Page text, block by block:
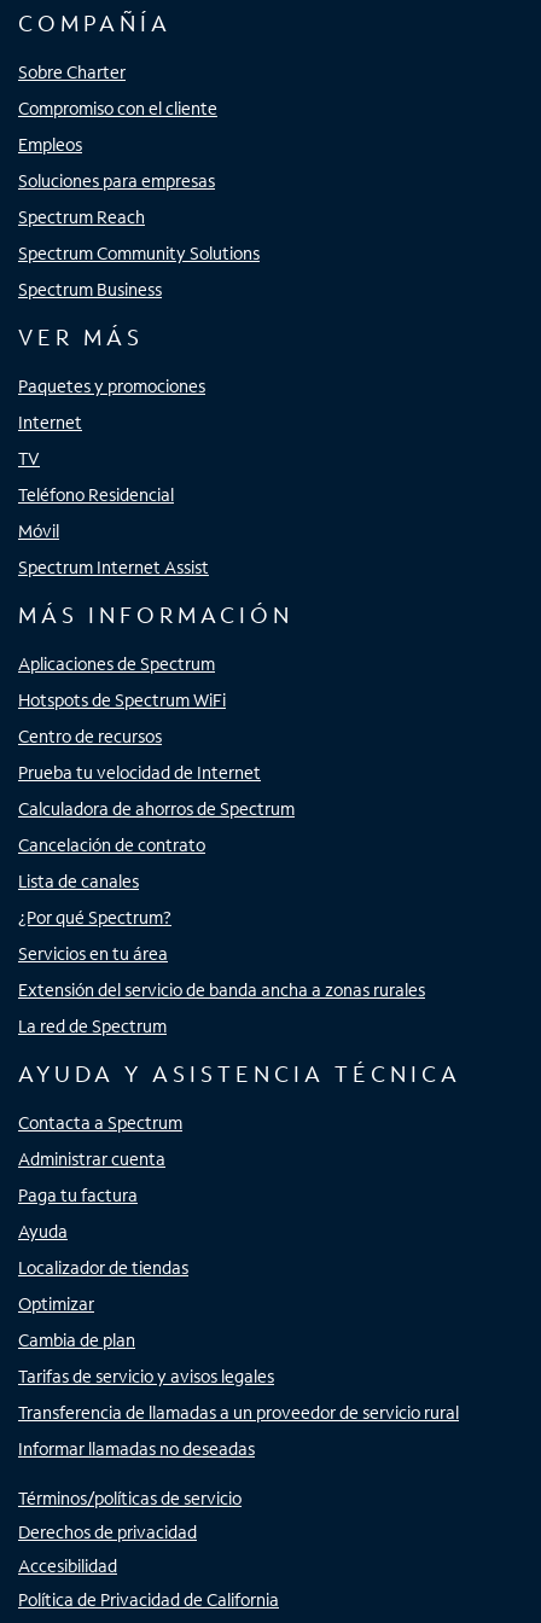
COMPAÑÍA
Sobre Charter
Compromiso con el cliente
Empleos
Soluciones para empresas
Spectrum Reach
Spectrum Community Solutions
Spectrum Business
VER MÁS
Paquetes y promociones
Internet
TV
Teléfono Residencial
Móvil
Spectrum Internet Assist
MÁS INFORMACIÓN
Aplicaciones de Spectrum
Hotspots de Spectrum WiFi
Centro de recursos
Prueba tu velocidad de Internet
Calculadora de ahorros de Spectrum
Cancelación de contrato
Lista de canales
¿Por qué Spectrum?
Servicios en tu área
Extensión del servicio de banda ancha a zonas rurales
La red de Spectrum
AYUDA Y ASISTENCIA TÉCNICA
Contacta a Spectrum
Administrar cuenta
Paga tu factura
Ayuda
Localizador de tiendas
Optimizar
Cambia de plan
Tarifas de servicio y avisos legales
Transferencia de llamadas a un proveedor de servicio rural
Informar llamadas no deseadas
Términos/políticas de servicio
Derechos de privacidad
Accesibilidad
Política de Privacidad de California